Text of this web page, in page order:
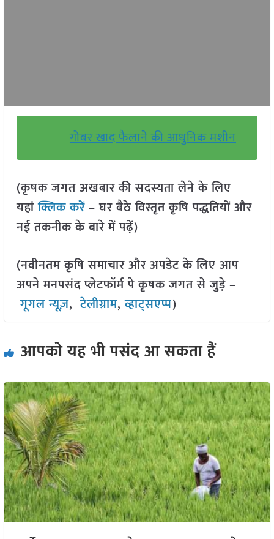
गोबर खाद फैलाने की आधुनिक मशीन
(कृषक जगत अखबार की सदस्यता लेने के लिए
यहांक्लिक करें– घर बैठे विस्तृत कृषि पद्धतियों और
नई तकनीक के बारे में पढ़ें)
(नवीनतम कृषि समाचार और अपडेट के लिए आप
अपने मनपसंद प्लेटफॉर्म पे कृषक जगत से जुड़े –
गूगल न्यूज़,टेलीग्राम,व्हाट्सएप्प)
आपको यह भी पसंद आ सकता हैं